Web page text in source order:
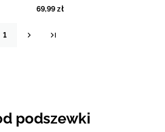
69,99 zł
1
podszewki